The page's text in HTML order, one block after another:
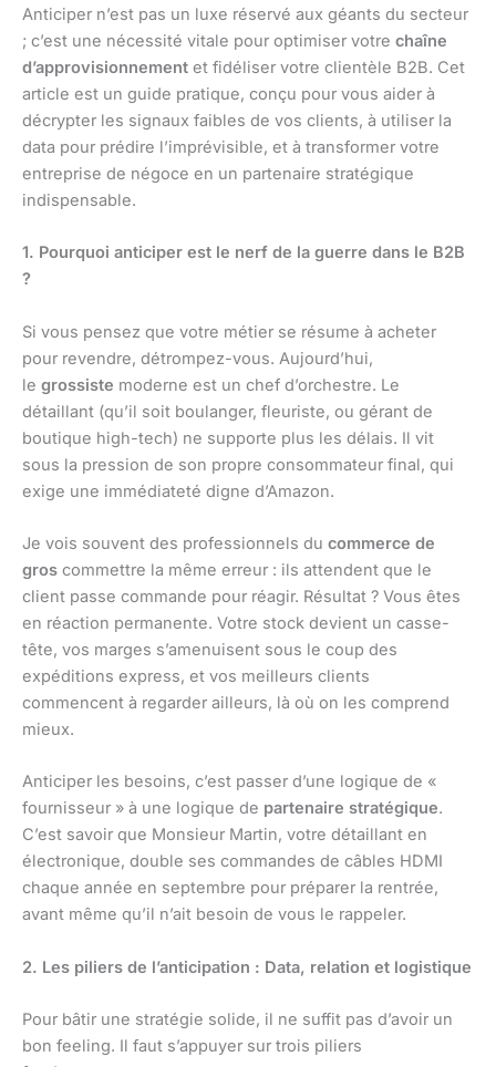
Anticiper n’est pas un luxe réservé aux géants du secteur
; c’est une nécessité vitale pour optimiser votre chaîne
d’approvisionnement et fidéliser votre clientèle B2B. Cet
article est un guide pratique, conçu pour vous aider à
décrypter les signaux faibles de vos clients, à utiliser la
data pour prédire l’imprévisible, et à transformer votre
entreprise de négoce en un partenaire stratégique
indispensable.
1. Pourquoi anticiper est le nerf de la guerre dans le B2B
?
Si vous pensez que votre métier se résume à acheter
pour revendre, détrompez-vous. Aujourd’hui,
le grossiste moderne est un chef d’orchestre. Le
détaillant (qu’il soit boulanger, fleuriste, ou gérant de
boutique high-tech) ne supporte plus les délais. Il vit
sous la pression de son propre consommateur final, qui
exige une immédiateté digne d’Amazon.
Je vois souvent des professionnels du commerce de
gros commettre la même erreur : ils attendent que le
client passe commande pour réagir. Résultat ? Vous êtes
en réaction permanente. Votre stock devient un casse-
tête, vos marges s’amenuisent sous le coup des
expéditions express, et vos meilleurs clients
commencent à regarder ailleurs, là où on les comprend
mieux.
Anticiper les besoins, c’est passer d’une logique de «
fournisseur » à une logique de partenaire stratégique.
C’est savoir que Monsieur Martin, votre détaillant en
électronique, double ses commandes de câbles HDMI
chaque année en septembre pour préparer la rentrée,
avant même qu’il n’ait besoin de vous le rappeler.
2. Les piliers de l’anticipation : Data, relation et logistique
Pour bâtir une stratégie solide, il ne suffit pas d’avoir un
bon feeling. Il faut s’appuyer sur trois piliers